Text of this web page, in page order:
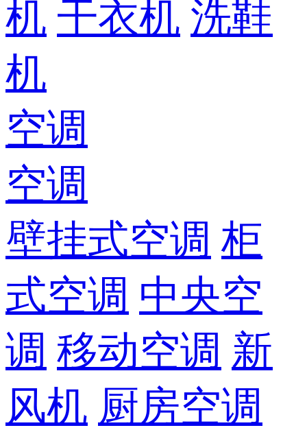
机 干衣机 洗鞋
机
空调
空调
壁挂式空调 柜
式空调 中央空
调 移动空调 新
风机 厨房空调